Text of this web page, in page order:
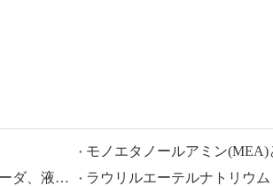
モノエタノールアミン(MEA)
HISEACHEM が先導: 中国から酢酸、シュウ酸、硫酸、硝酸、苛性ソーダ、液体アルカリ、メタ重亜硫酸ナトリウムの輸出で最近成功